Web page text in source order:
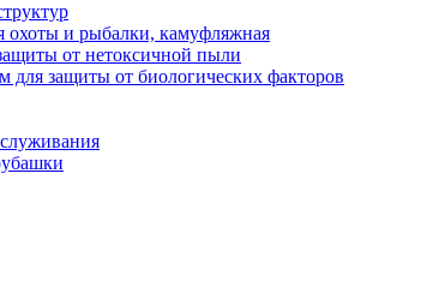
охоты и рыбалки, камуфляжная
от нетоксичной пыли
для защиты от биологических факторов